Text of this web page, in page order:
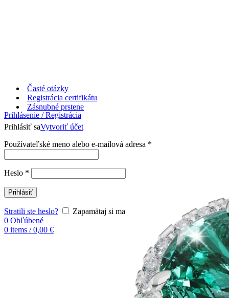
Časté otázky
Registrácia certifikátu
Prihlásenie / Registrácia
Prihlásiť saVytvoriť účet
Používateľské meno alebo e-mailová adresa *
Heslo *
Prihlásiť
Stratili ste heslo?
Zapamätaj si ma
0 Obľúbené
0 items / 0,00 €
Zásnubné prstene